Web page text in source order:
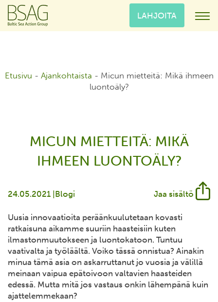
LAHJOITA
Etusivu - Ajankohtaista - Micun mietteitä: Mikä ihmeen
luontoäly?
MICUN MIETTEITÄ: MIKÄ
IHMEEN LUONTOÄLY?
24.05.2021 | Blogi Jaa sisältö
Uusia innovaatioita peräänkuulutetaan kovasti
ratkaisuna aikamme suuriin haasteisiin kuten
ilmastonmuutokseen ja luontokatoon. Tuntuu
vaativalta ja työläältä. Voiko tässä onnistua? Ainakin
minua tämä asia on askarruttanut jo vuosia ja välillä
meinaan vaipua epätoivoon valtavien haasteiden
edessä. Mutta mitä jos vastaus onkin lähempänä kuin
ajattelemmekaan?